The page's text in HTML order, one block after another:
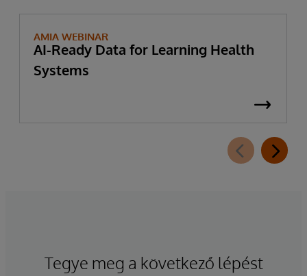
AMIA WEBINAR
AI-Ready Data for Learning Health
Systems
Tegye meg a következő lépést